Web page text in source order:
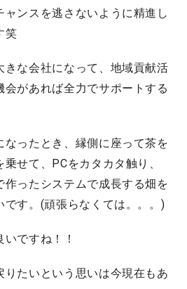
ャンスを逃さないように精進し
笑
きな会社になって、地域貢献活
があれば全力でサポートする
なったとき、縁側に座って茶を
せて、PCをカタカタ触り、
作ったシステムで成長する畑を
です。(頑張らなくては。。。)
ですね！！
たいという思いは今現在もあ